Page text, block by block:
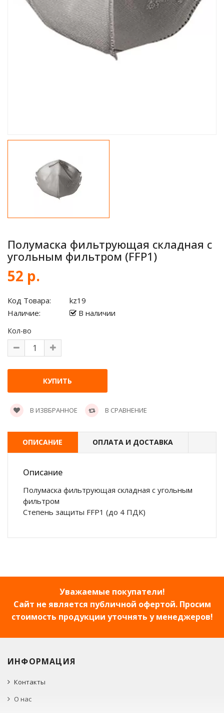
Полумаска фильтрующая складная с
угольным фильтром (FFP1)
52 р.
Код Товара:
kz19
Наличие:
В наличии
Кол-во
В ИЗВБРАННОЕ В СРАВНЕНИЕ
ОПИСАНИЕ ОПЛАТА И ДОСТАВКА
Описание
Полумаска фильтрующая складная с угольным
фильтром
Степень защиты FFP1 (до 4 ПДК)
Уважаемые покупатели!
Сайт не является публичной офертой. Просим
стоимость продукции уточнять у менеджеров!
ИНФОРМАЦИЯ
Контакты
О нас